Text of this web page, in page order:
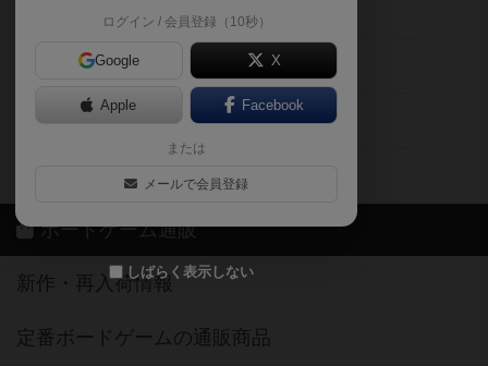
ログイン / 会員登録（10秒）
Google X
Apple Facebook
または
メールで会員登録
しばらく表示しない
掲示板・トピックス
ボドとも・会員一覧
ボードゲーム業界コラム
ボドゲーマご利用案内
ボードゲーム通販
新作・再入荷情報
定番ボードゲームの通販商品